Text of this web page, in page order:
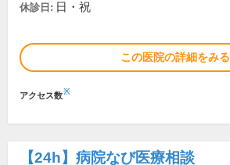
休診日: 日・祝
この医院の詳細をみる
アクセス数※
【24h】 病院なび医療相談